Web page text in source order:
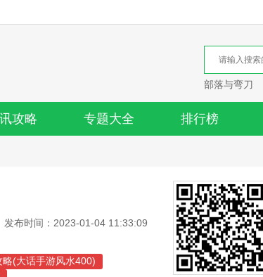
部落与弯刀
攻略 专题大全 排行榜
发布时间：2023-01-04 11:33:09
(大话手游风水400)